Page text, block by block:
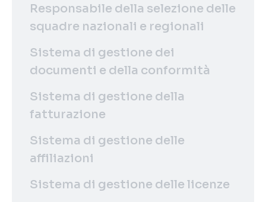
Responsabile della selezione delle
squadre nazionali e regionali
Sistema di gestione dei
documenti e della conformità
Sistema di gestione della
fatturazione
Sistema di gestione delle
affiliazioni
Sistema di gestione delle licenze